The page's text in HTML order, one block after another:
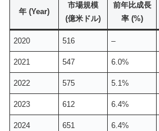
年 (Year)
市場規模
(億米ドル)
前年比成長
率 (%)
2020 516 –
2021 547 6.0%
2022 575 5.1%
2023 612 6.4%
2024 651 6.4%